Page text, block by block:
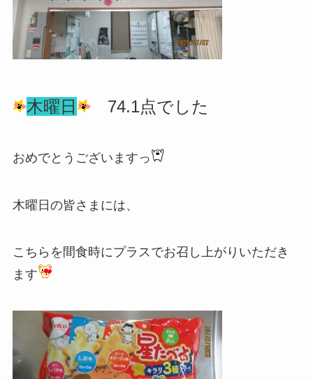
木曜日 74.1点でした
おめでとうございますっ
木曜日の皆さまには、
こちらを間食時にプラスでお召し上がりいただき
ます